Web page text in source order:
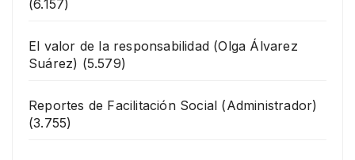
(6.157)
El valor de la responsabilidad (Olga Álvarez
Suárez) (5.579)
Reportes de Facilitación Social (Administrador)
(3.755)